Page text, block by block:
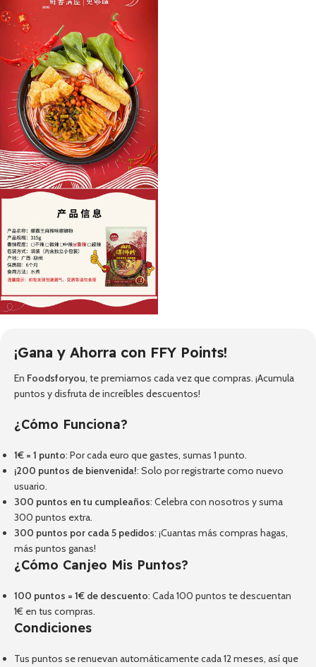
¡Gana y Ahorra con FFY Points!
En Foodsforyou, te premiamos cada vez que compras. ¡Acumula
puntos y disfruta de increíbles descuentos!
¿Cómo Funciona?
1€ = 1 punto: Por cada euro que gastes, sumas 1 punto.
¡200 puntos de bienvenida!: Solo por registrarte como nuevo
usuario.
300 puntos en tu cumpleaños: Celebra con nosotros y suma
300 puntos extra.
300 puntos por cada 5 pedidos: ¡Cuantas más compras hagas,
más puntos ganas!
¿Cómo Canjeo Mis Puntos?
100 puntos = 1€ de descuento: Cada 100 puntos te descuentan
1€ en tus compras.
Condiciones
Tus puntos se renuevan automáticamente cada 12 meses, así que